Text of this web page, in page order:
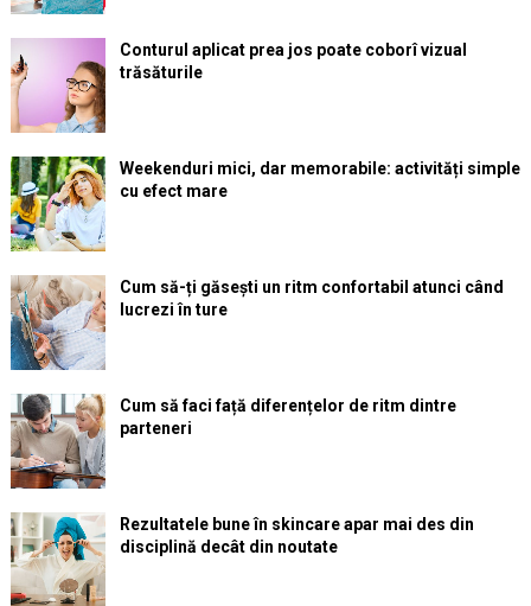
Conturul aplicat prea jos poate coborî vizual
trăsăturile
Weekenduri mici, dar memorabile: activități simple
cu efect mare
Cum să-ți găsești un ritm confortabil atunci când
lucrezi în ture
Cum să faci față diferențelor de ritm dintre
parteneri
Rezultatele bune în skincare apar mai des din
disciplină decât din noutate